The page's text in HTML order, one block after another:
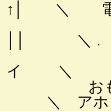
↑│
││ ＼
││な
イ
おも
＼